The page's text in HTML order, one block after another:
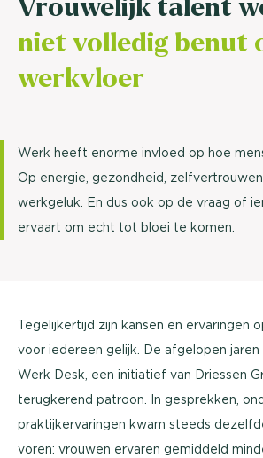
niet volledig benut
werkvloer
Werk heeft enorme invloed op hoe
Op energie, gezondheid,
werkgeluk. En dus ook op de vraag of
ervaart om echt tot bloei te komen.
Tegelijkertijd zijn kansen en ervaringen
voor iedereen gelijk. De afgelopen
Werk Desk, een initiatief van Driessen
terugkerend patroon. In gesprekken,
praktijkervaringen kwam steeds
voren: vrouwen ervaren gemiddeld